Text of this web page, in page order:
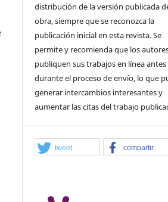
distribución de la versión publicada
obra, siempre que se reconozca la
publicación inicial en esta revista. Se
permite y recomienda que los
publiquen sus trabajos en línea antes
durante el proceso de envío, lo que
generar intercambios interesantes y
aumentar las citas del trabajo
tweet compartir